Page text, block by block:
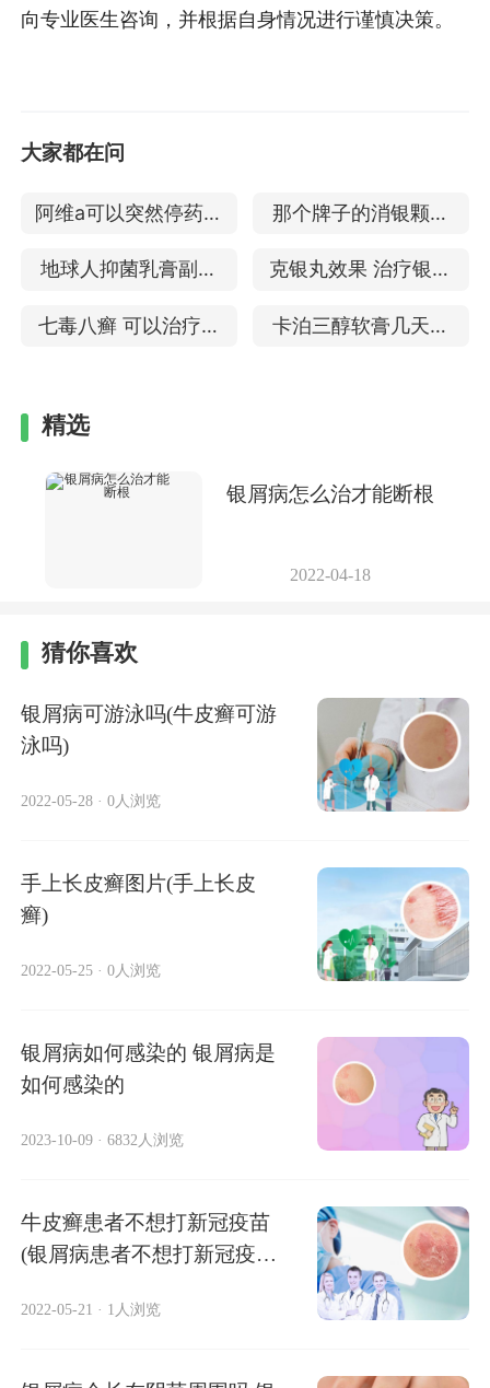
向专业医生咨询，并根据自身情况进行谨慎决策。
大家都在问
阿维a可以突然停药吗
治疗银屑病的效果
那个牌子的消银颗粒
好 是治牛皮癣的激素
地球人抑菌乳膏副作
用 能治银屑病吗
克银丸效果 治疗银屑
病的效果
七毒八癣 可以治疗银
卡泊三醇软膏几天见
精选
银屑病怎么治才能断根
2022-04-18
猜你喜欢
银屑病可游泳吗(牛皮癣可游
泳吗)
2022-05-28 · 0人浏览
手上长皮癣图片(手上长皮
癣)
2022-05-25 · 0人浏览
银屑病如何感染的 银屑病是
如何感染的
2023-10-09 · 6832人浏览
牛皮癣患者不想打新冠疫苗
(银屑病患者不想打新冠疫
2022-05-21 · 1人浏览